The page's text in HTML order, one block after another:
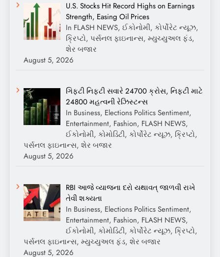
U.S. Stocks Hit Record Highs on Earnings
Strength, Easing Oil Prices
In FLASH NEWS, ઈકોનોમી, કોર્પોરેટ ન્યૂઝ,
ક્રિપ્ટો, પર્સનલ ફાઇનાન્સ, મ્યુચ્યુઅલ ફંડ,
શેર બજાર
August 5, 2026
ગિફ્ટી નિફ્ટી સવારે 24700 ક્રોસ, નિફ્ટી માટે
24800 મહત્વની રેઝિસ્ટન્સ
In Business, Elections Politics Sentiment,
Entertainment, Fashion, FLASH NEWS,
ઈકોનોમી, કોમોડિટી, કોર્પોરેટ ન્યૂઝ, ક્રિપ્ટો,
પર્સનલ ફાઇનાન્સ, શેર બજાર
August 5, 2026
RBI આજે વ્યાજના દરો યથાવત્ જાળવી રાખે
તેવી શક્યતા
In Business, Elections Politics Sentiment,
Entertainment, Fashion, FLASH NEWS,
ઈકોનોમી, કોમોડિટી, કોર્પોરેટ ન્યૂઝ, ક્રિપ્ટો,
પર્સનલ ફાઇનાન્સ, મ્યુચ્યુઅલ ફંડ, શેર બજાર
August 5, 2026